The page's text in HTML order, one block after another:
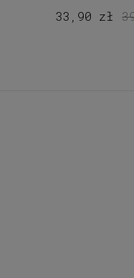
33,90 zł